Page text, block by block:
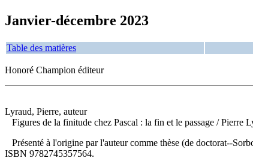
Janvier-décembre 2023
Table des matières
Honoré Champion éditeur
Lyraud, Pierre, auteur
Figures de la finitude chez Pascal : la fin et le passage / Pierre
Présenté à l'origine par l'auteur comme thèse (de doctorat--
ISBN 9782745357564.